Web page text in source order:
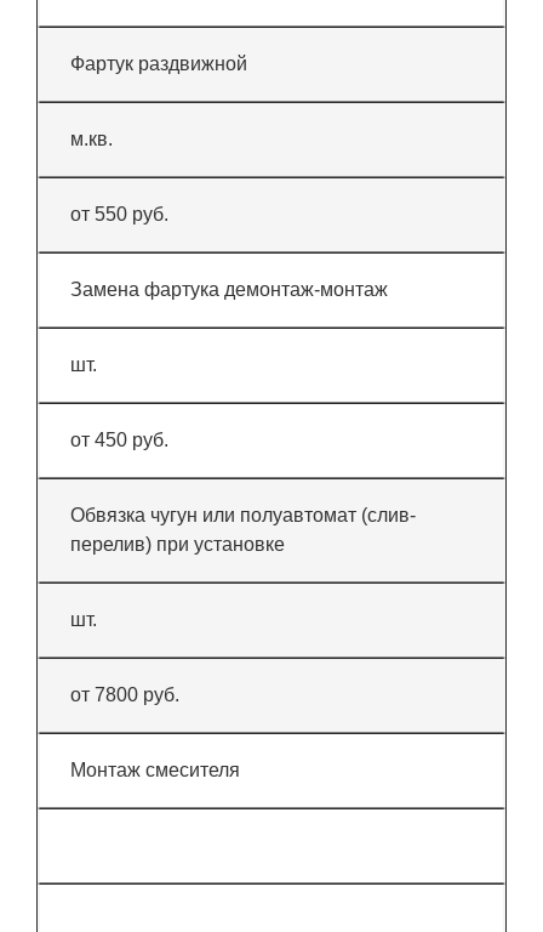
Фартук раздвижной
м.кв.
от 550 руб.
Замена фартука демонтаж-монтаж
шт.
от 450 руб.
Обвязка чугун или полуавтомат (слив-
перелив) при установке
шт.
от 7800 руб.
Монтаж смесителя